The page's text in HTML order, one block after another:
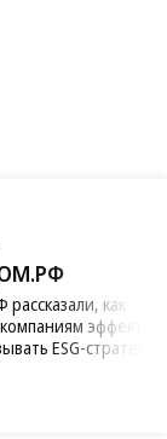
как
ESG-стратегию